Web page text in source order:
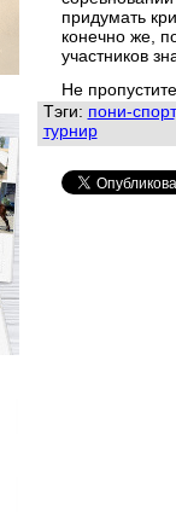
придумать
конечно же,
участников
Не
Тэги: пони-спорт
турнир